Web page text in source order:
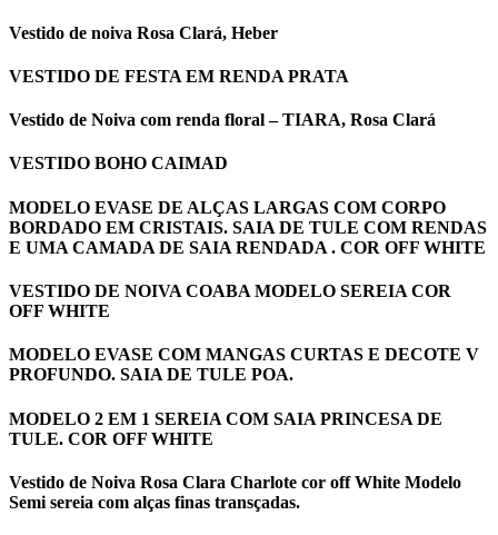
Vestido de noiva Rosa Clará, Heber
VESTIDO DE FESTA EM RENDA PRATA
Vestido de Noiva com renda floral – TIARA, Rosa Clará
VESTIDO BOHO CAIMAD
MODELO EVASE DE ALÇAS LARGAS COM CORPO
BORDADO EM CRISTAIS. SAIA DE TULE COM RENDAS
E UMA CAMADA DE SAIA RENDADA . COR OFF WHITE
VESTIDO DE NOIVA COABA MODELO SEREIA COR
OFF WHITE
MODELO EVASE COM MANGAS CURTAS E DECOTE V
PROFUNDO. SAIA DE TULE POA.
MODELO 2 EM 1 SEREIA COM SAIA PRINCESA DE
TULE. COR OFF WHITE
Vestido de Noiva Rosa Clara Charlote cor off White Modelo
Semi sereia com alças finas transçadas.